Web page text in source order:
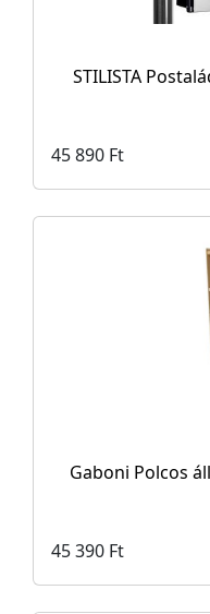
STILISTA
45 890 Ft
Gaboni Polcos
45 390 Ft